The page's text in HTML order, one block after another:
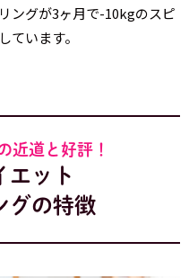
ングが3ヶ月で-10kgのスピ
ています。
近道と好評！
エット
グの特徴